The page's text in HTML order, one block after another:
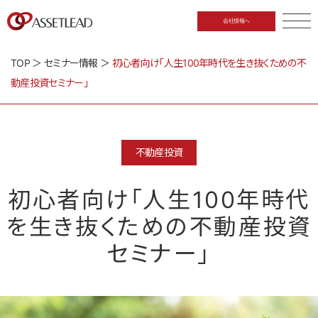
会社情報へ
TOP＞ セミナー情報 ＞ 初心者向け「人生100年時代を生き抜くための不
動産投資セミナー」
不動産投資
初心者向け「人生100年時代
を生き抜くための不動産投資
セミナー」